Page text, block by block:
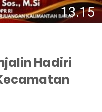
Hadiri